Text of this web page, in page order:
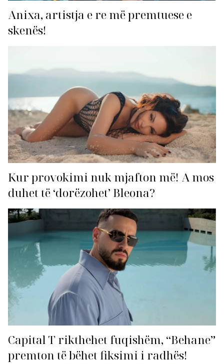
Anixa, artistja e re më premtuese e
skenës!
Kur provokimi nuk mjafton më! A mos
duhet të ‘dorëzohet’ Bleona?
Capital T rikthehet fuqishëm, “Behane”
premton të bëhet fiksimi i radhës!